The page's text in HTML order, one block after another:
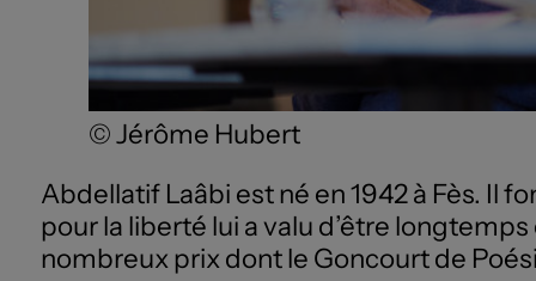
© Jérôme Hubert
Abdellatif Laâbi est né en 1942 à Fès. Il
pour la liberté lui a valu d’être
nombreux prix dont le Goncourt de